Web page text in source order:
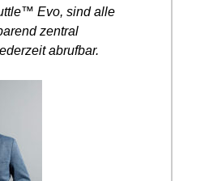
Evo, sind alle
zentral
abrufbar.